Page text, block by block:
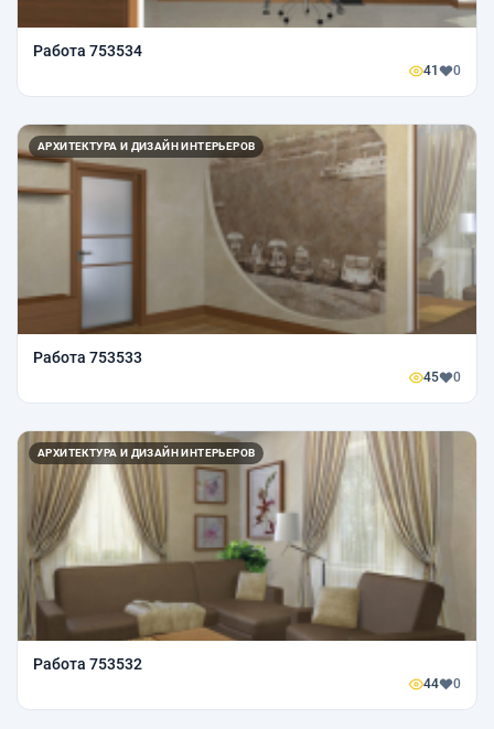
Работа 753534
41 0
АРХИТЕКТУРА И ДИЗАЙН ИНТЕРЬЕРОВ
Работа 753533
45 0
АРХИТЕКТУРА И ДИЗАЙН ИНТЕРЬЕРОВ
Работа 753532
44 0